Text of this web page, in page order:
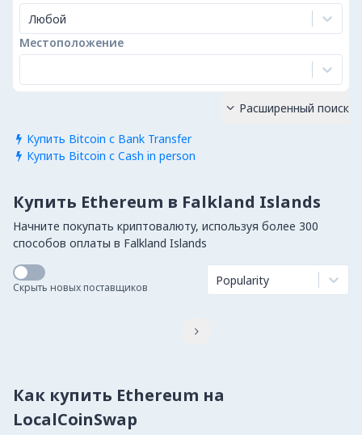
Любой
Местоположение
 Купить Bitcoin с Bank Transfer
 Купить Bitcoin с Cash in person
 Расширенный поиск
Купить Ethereum в Falkland Islands
Начните покупать криптовалюту, используя более 300
способов оплаты в Falkland Islands
Скрыть новых поставщиков Popularity

Как купить Ethereum на
LocalCoinSwap